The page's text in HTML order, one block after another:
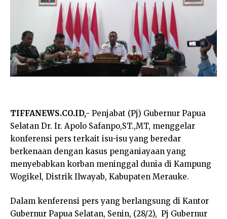
TIFFANEWS.CO.ID,- Penjabat (Pj) Gubernur Papua
Selatan Dr. Ir. Apolo Safanpo,ST.,MT, menggelar
konferensi pers terkait isu-isu yang beredar
berkenaan dengan kasus penganiayaan yang
menyebabkan korban meninggal dunia di Kampung
Wogikel, Distrik Ilwayab, Kabupaten Merauke.
Dalam kenferensi pers yang berlangsung di Kantor
Gubernur Papua Selatan, Senin, (28/2), Pj Gubernur